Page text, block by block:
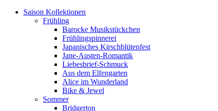
Saison Kollektionen
Frühling
Barocke Musikstückchen
Frühlingspinnerei
Japanisches Kirschblütenfest
Jane-Austen-Romantik
Liebesbrief-Schmuck
Aus dem Elfengarten
Alice im Wunderland
Bike & Jewel
Sommer
Bridgerton